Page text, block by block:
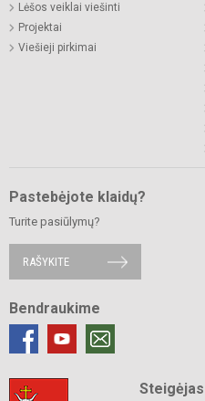
Lėšos veiklai viešinti
Projektai
Viešieji pirkimai
Pastebėjote klaidų?
Turite pasiūlymų?
RAŠYKITE
Bendraukime
Steigėjas